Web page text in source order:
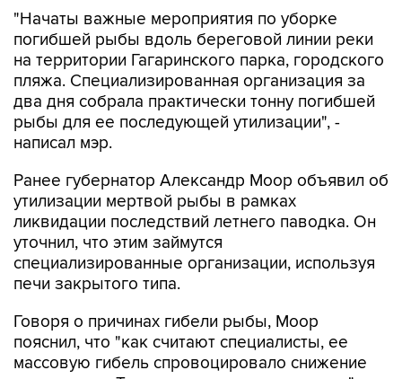
"Начаты важные мероприятия по уборке
погибшей рыбы вдоль береговой линии реки
на территории Гагаринского парка, городского
пляжа. Специализированная организация за
два дня собрала практически тонну погибшей
рыбы для ее последующей утилизации", -
написал мэр.
Ранее губернатор Александр Моор объявил об
утилизации мертвой рыбы в рамках
ликвидации последствий летнего паводка. Он
уточнил, что этим займутся
специализированные организации, используя
печи закрытого типа.
Говоря о причинах гибели рыбы, Моор
пояснил, что "как считают специалисты, ее
массовую гибель спровоцировало снижение